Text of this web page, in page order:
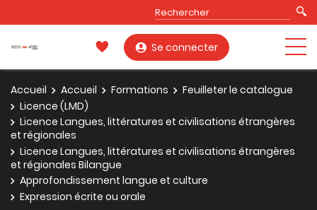
Se connecter
Accueil Accueil Formations
Feuilleter le catalogue
Licence (LMD)
Licence Langues, littératures et civilisations étrangères
et régionales
Licence Langues, littératures et civilisations étrangères
et régionales Bilangue
Approfondissement langue et culture
Expression écrite ou orale